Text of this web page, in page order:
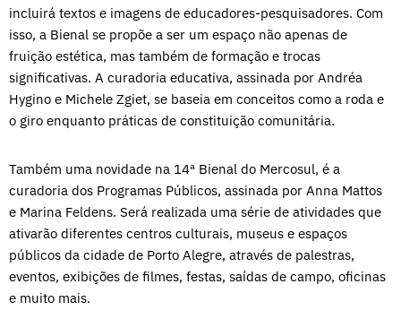
incluirá textos e imagens de educadores-pesquisadores. Com
isso, a Bienal se propõe a ser um espaço não apenas de
fruição estética, mas também de formação e trocas
significativas. A curadoria educativa, assinada por Andréa
Hygino e Michele Zgiet, se baseia em conceitos como a roda e
o giro enquanto práticas de constituição comunitária.
Também uma novidade na 14ª Bienal do Mercosul, é a
curadoria dos Programas Públicos, assinada por Anna Mattos
e Marina Feldens. Será realizada uma série de atividades que
ativarão diferentes centros culturais, museus e espaços
públicos da cidade de Porto Alegre, através de palestras,
eventos, exibições de filmes, festas, saídas de campo, oficinas
e muito mais.